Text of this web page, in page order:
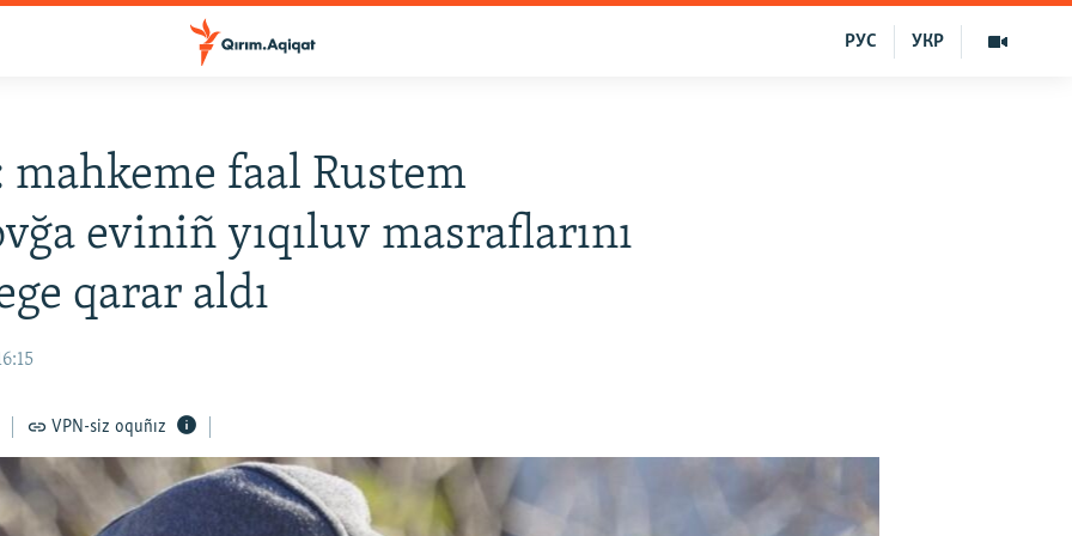
УКР
РУС
mahkeme faal Rustem
eviniñ yıqıluv masraflarını
qarar aldı
VPN-siz oquñız